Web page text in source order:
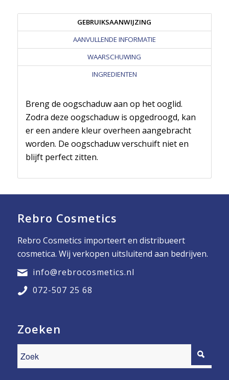
GEBRUIKSAANWIJZING
AANVULLENDE INFORMATIE
WAARSCHUWING
INGREDIENTEN
Breng de oogschaduw aan op het ooglid.
Zodra deze oogschaduw is opgedroogd, kan
er een andere kleur overheen aangebracht
worden. De oogschaduw verschuift niet en
blijft perfect zitten.
Rebro Cosmetics
Rebro Cosmetics importeert en distribueert
cosmetica. Wij verkopen uitsluitend aan bedrijven.
info@rebrocosmetics.nl
072-507 25 68
Zoeken